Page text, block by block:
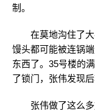
制。
在莫地沟住了
馒头都可能被连锅
东西了。35号楼的
了锁门，张伟发现后
张伟做了这么